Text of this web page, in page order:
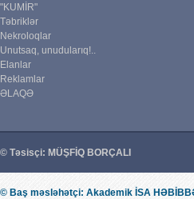
"KUMİR"
Təbriklər
Nekroloqlar
Unutsaq, unudularıq!..
Elanlar
Reklamlar
ƏLAQƏ
© Təsisçi: MÜŞFİQ BORÇALI
© Baş məsləhətçi: Akademik İSA